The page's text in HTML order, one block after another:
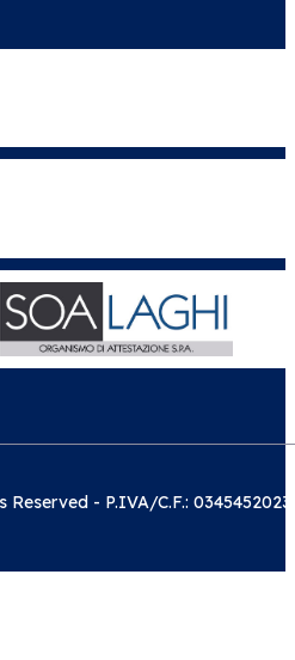
Reserved - P.IVA/C.F.: